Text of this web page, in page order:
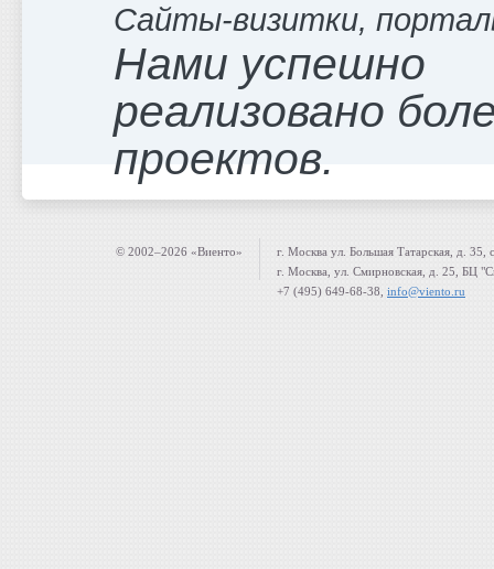
Сайты-визитки,
Нами успешно
реализовано
проектов.
© 2002–2026 «Виенто»
г. Москва ул. Большая Татарская, д. 35,
г. Москва, ул. Смирновская, д. 25, БЦ
+7 (495) 649-68-38, info@viento.ru